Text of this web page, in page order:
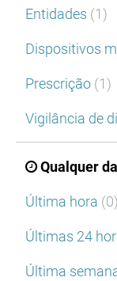
Entidades (1)
Dispositivos
Prescrição (1)
Vigilância de
Qualquer
Última hora (0)
Últimas 24
Última